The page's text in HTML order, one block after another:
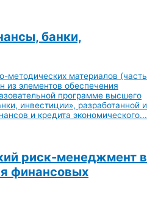
банки,
методических материалов (часть
из элементов обеспечения
программе высшего
инвестиции», разработанной и
и кредита экономического...
риск-менеджмент в
финансовых